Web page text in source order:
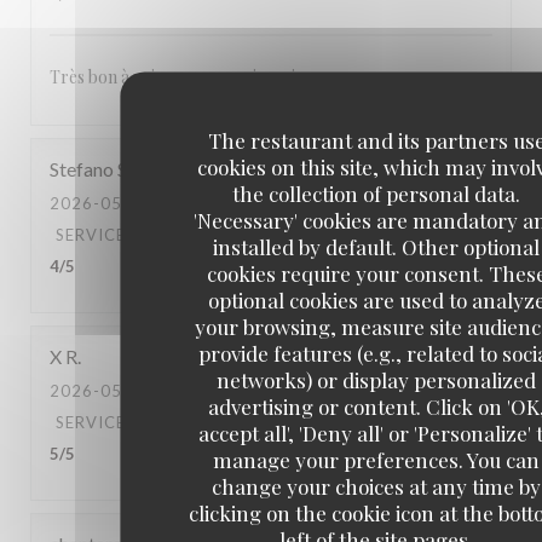
The restaurant and its partners
cookies on this site, which may
the collection of personal data.
'Necessary' cookies are mandatory
installed by default. Other optional
cookies require your consent.
optional cookies are used to
your browsing, measure site
provide features (e.g., related to
networks) or display personalized
advertising or content. Click on
accept all', 'Deny all' or 'Personalize'
manage your preferences. You can
change your choices at any time by
clicking on the cookie icon at the
Très bon à voir pour revenir un jour
Stefano S
2026-05-03
- 20:00 - GUESTS 2
SERVICE
AMBIANCE: 4/5 FOOD: 5/5 VALUE:
4/5
X R
2026-05-02
- 20:30 - GUESTS 2
SERVICE
5 FOOD : 5
5/5